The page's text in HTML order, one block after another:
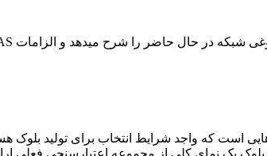
که واجد شرایط انتخاب برای تولید بلوک